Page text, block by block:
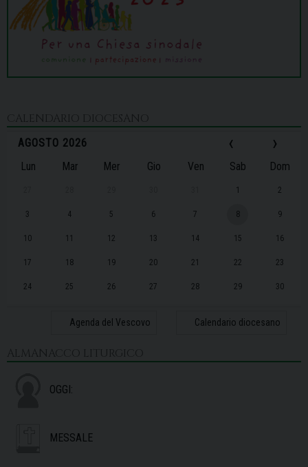
CALENDARIO DIOCESANO
‹
AGOSTO 2026 ›
Lun Mar Mer Gio Ven Sab Dom
1 2
3 4 5 6 7 8 9
10 11 12 13 14 15 16
17 18 19 20 21 22 23
24 25 26 27 28 29 30
Agenda del Vescovo Calendario diocesano
ALMANACCO LITURGICO
OGGI:
MESSALE